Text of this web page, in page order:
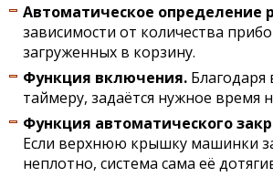
Автоматическое определение
зависимости от количества
загруженных в корзину.
Функция включения. Благодаря
таймеру, задаётся нужное время
Функция автоматического
Если верхнюю крышку машинки
неплотно, система сама её